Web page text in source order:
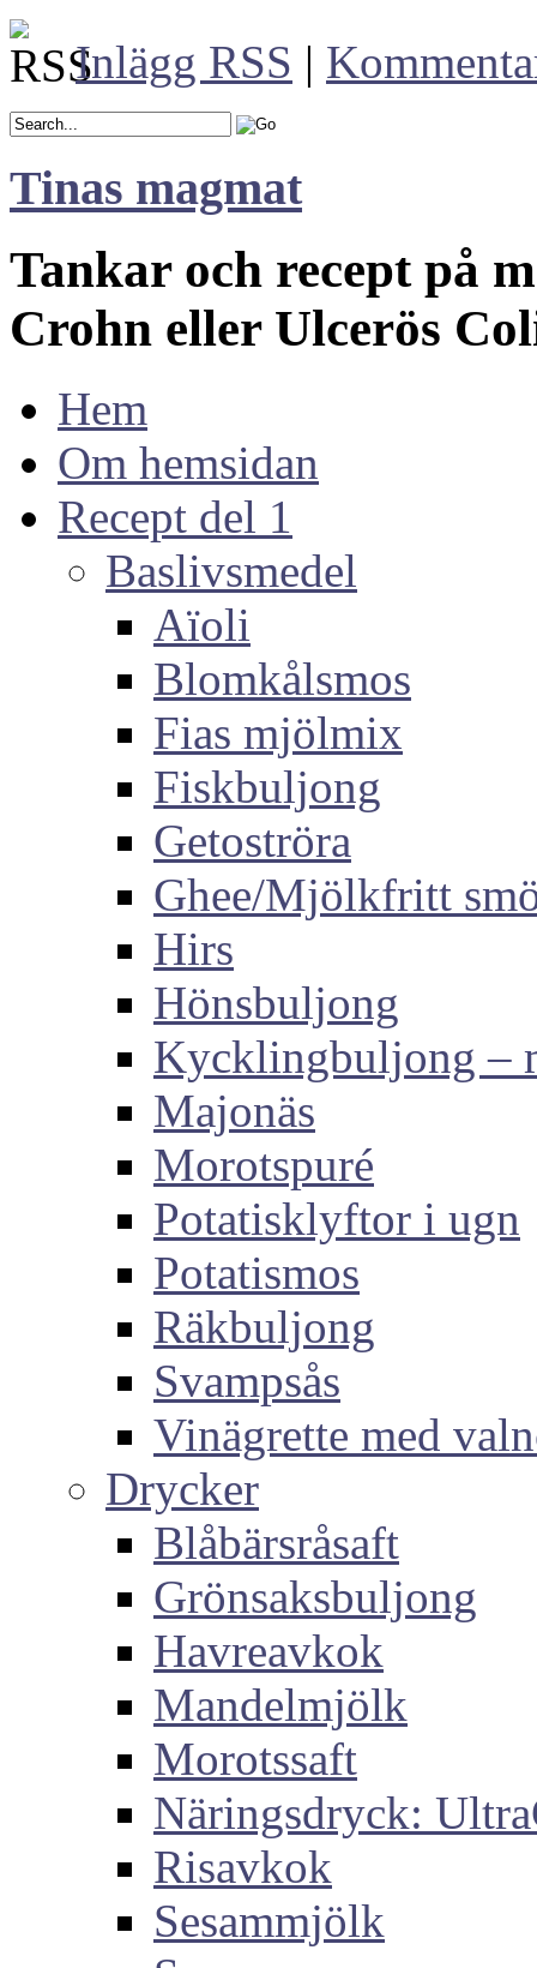
Inlägg RSS |
Tinas magmat
Tankar och recept på
Crohn eller Ulcerös
Hem
Om hemsidan
Recept del 1
Baslivsmedel
Aïoli
Blomkålsmos
Fias mjölmix
Fiskbuljong
Getoströra
Ghee/Mjölkfritt
Hirs
Hönsbuljong
Kycklingbuljong –
Majonäs
Morotspuré
Potatisklyftor i ugn
Potatismos
Räkbuljong
Svampsås
Vinägrette med
Drycker
Blåbärsråsaft
Grönsaksbuljong
Havreavkok
Mandelmjölk
Morotssaft
Näringsdryck:
Risavkok
Sesammjölk